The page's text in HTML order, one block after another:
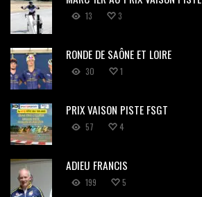
13 3
RONDE DE SAÔNE ET LOIRE
30 1
PRIX VAISON PISTE FSGT
57 4
ADIEU FRANCIS
199 5